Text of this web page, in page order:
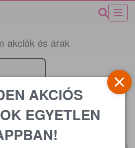
akciók és árak
AKCIÓS
EGYETLEN